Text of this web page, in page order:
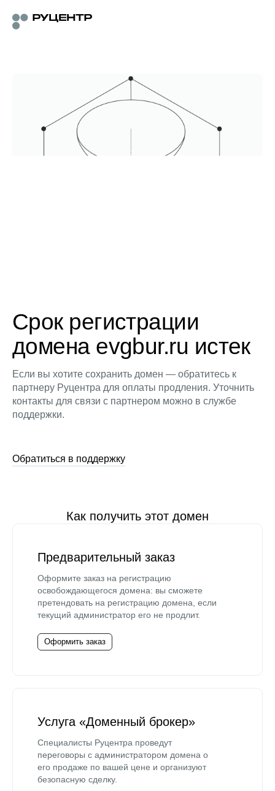
Срок регистрации
домена evgbur.ru истек
Если вы хотите сохранить домен — обратитесь к
партнеру Руцентра для оплаты продления. Уточнить
контакты для связи с партнером можно в службе
поддержки.
Обратиться в поддержку
Как получить этот домен
Предварительный заказ
Оформите заказ на регистрацию
освобождающегося домена: вы сможете
претендовать на регистрацию домена, если
текущий администратор его не продлит.
Оформить заказ
Услуга «Доменный брокер»
Специалисты Руцентра проведут
переговоры с администратором домена о
его продаже по вашей цене и организуют
безопасную сделку.